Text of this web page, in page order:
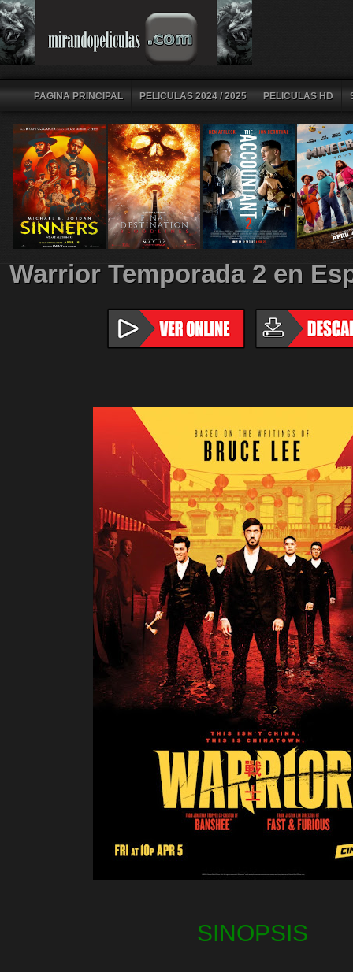
PAGINA PRINCIPAL PELICULAS 2024 / 2025 PELICULAS HD
Warrior Temporada 2 en
SINOPSIS